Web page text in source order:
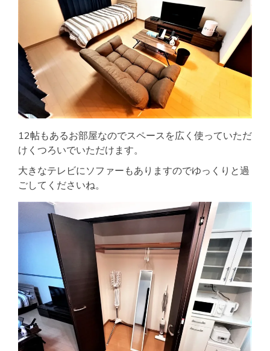
12帖もあるお部屋なのでスペースを広く使っていただ
けくつろいでいただけます。
大きなテレビにソファーもありますのでゆっくりと過
ごしてくださいね。